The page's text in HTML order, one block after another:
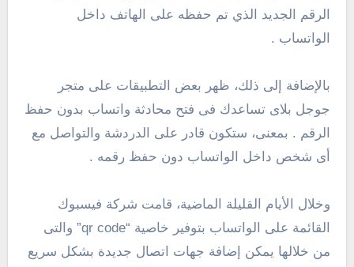
الرقم الجديد الذي تم حفظه على الهاتف داخل
الواتساب .
بالإضافة إلى ذلك، ظهر بعض التطبيقات على متجر
جوجل بلاى تساعدك فى فتح محادثة واتساب بدون حفظ
الرقم . بمعنى، ستكون قادر على الدردشة والتواصل مع
أى شخص داخل الواتساب دون حفظ رقمه .
وخلال الأيام القليلة الماضية، قامت شركة فيسبوك
القائمة على الواتساب بتوفير خاصية “qr code” والتى
من خلالها يمكن إضافة جهات اتصال جديدة بشكل سريع